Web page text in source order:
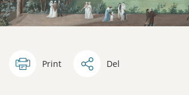
Print Del